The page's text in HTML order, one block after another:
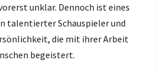
unklar. Dennoch ist eines
talentierter Schauspieler und
die mit ihrer Arbeit
begeistert.